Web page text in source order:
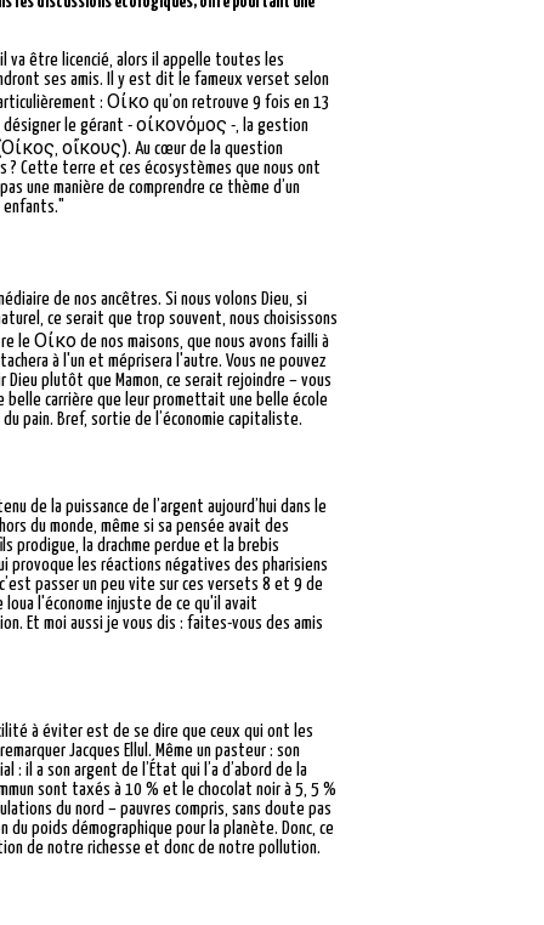
va être licencié, alors il appelle toutes les
ses amis. Il y est dit le fameux verset selon
: Οἰκο qu’on retrouve 9 fois en 13
désigner le gérant - οἰκονόμος -, la gestion
οἴκους). Au cœur de la question
? Cette terre et ces écosystèmes que nous ont
une manière de comprendre ce thème d’un
enfants."
de nos ancêtres. Si nous volons Dieu, si
ce serait que trop souvent, nous choisissons
le Οἰκο de nos maisons, que nous avons failli à
à l'un et méprisera l'autre. Vous ne pouvez
Dieu plutôt que Mamon, ce serait rejoindre – vous
belle carrière que leur promettait une belle école
pain. Bref, sortie de l’économie capitaliste.
de la puissance de l’argent aujourd’hui dans le
du monde, même si sa pensée avait des
prodigue, la drachme perdue et la brebis
provoque les réactions négatives des pharisiens
passer un peu vite sur ces versets 8 et 9 de
l'économe injuste de ce qu'il avait
Et moi aussi je vous dis : faites-vous des amis
à éviter est de se dire que ceux qui ont les
Jacques Ellul. Même un pasteur : son
il a son argent de l’État qui l’a d’abord de la
sont taxés à 10 % et le chocolat noir à 5, 5 %
du nord – pauvres compris, sans doute pas
poids démographique pour la planète. Donc, ce
de notre richesse et donc de notre pollution.